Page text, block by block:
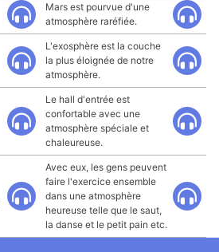
Mars est pourvue d'une
atmosphère raréfiée.
L'exosphère est la couche
la plus éloignée de notre
atmosphère.
Le hall d'entrée est
confortable avec une
atmosphère spéciale et
chaleureuse.
Avec eux, les gens peuvent
faire l'exercice ensemble
dans une atmosphère
heureuse telle que le saut,
la danse et le petit pain etc.